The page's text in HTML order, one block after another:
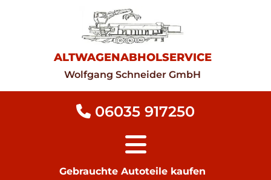
ALTWAGENABHOLSERVICE
Wolfgang Schneider GmbH
 06035 917250
Gebrauchte Autoteile kaufen